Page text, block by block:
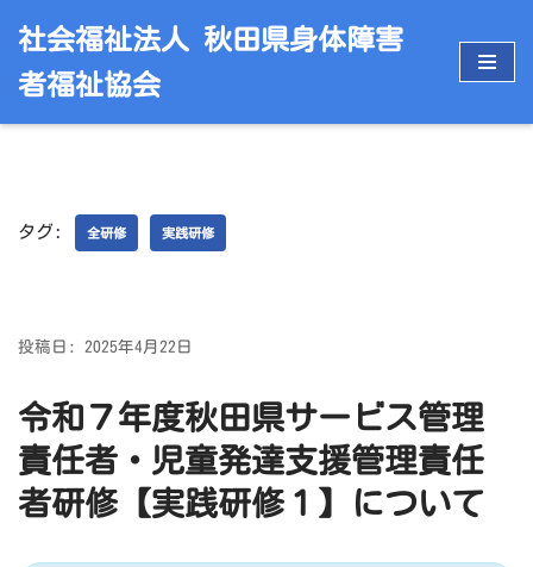
ン
テ
ス
社会福祉法人 秋田県身体障害
者福祉協会
タグ: 全研修 実践研修
投稿日: 2025年4月22日
令和７年度秋田県サービス管理
責任者・児童発達支援管理責任
者研修【実践研修１】について